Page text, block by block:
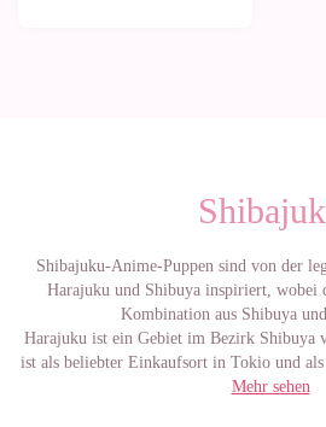
Shibajuku-Anime-Puppen sind von der
Harajuku und Shibuya inspiriert, wobei
Kombination aus Shibuya
Harajuku ist ein Gebiet im Bezirk Shibuya
ist als beliebter Einkaufsort in Tokio und
sich junge Leute, insbesondereMehr sehen